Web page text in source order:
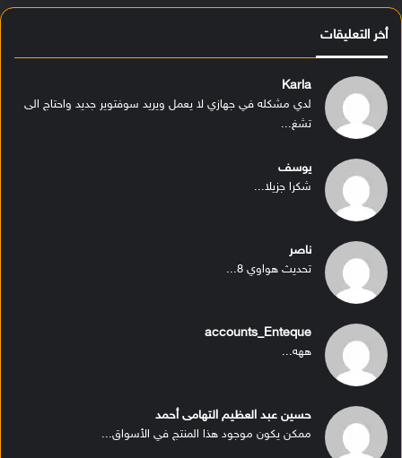
أخر التعليقات
Karla
لدي مشكله في جهازي لا يعمل ويريد سوفتوير جديد واحتاج الى
تشغ...
يوسف
شكرا جزيلا...
ناصر
تحديث هواوي 8...
accounts_Enteque
ههه...
حسين عبد العظيم التهامى أحمد
ممكن يكون موجود هذا المنتج في الأسواق...